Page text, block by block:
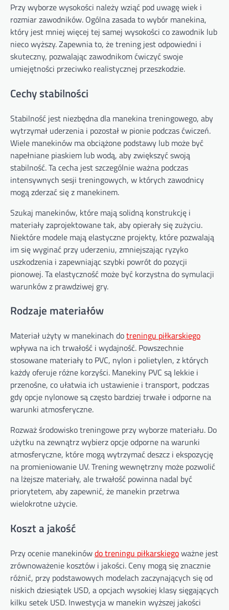
Przy wyborze wysokości należy wziąć pod uwagę wiek i
rozmiar zawodników. Ogólna zasada to wybór manekina,
który jest mniej więcej tej samej wysokości co zawodnik lub
nieco wyższy. Zapewnia to, że trening jest odpowiedni i
skuteczny, pozwalając zawodnikom ćwiczyć swoje
umiejętności przeciwko realistycznej przeszkodzie.
Cechy stabilności
Stabilność jest niezbędna dla manekina treningowego, aby
wytrzymał uderzenia i pozostał w pionie podczas ćwiczeń.
Wiele manekinów ma obciążone podstawy lub może być
napełniane piaskiem lub wodą, aby zwiększyć swoją
stabilność. Ta cecha jest szczególnie ważna podczas
intensywnych sesji treningowych, w których zawodnicy
mogą zderzać się z manekinem.
Szukaj manekinów, które mają solidną konstrukcję i
materiały zaprojektowane tak, aby opierały się zużyciu.
Niektóre modele mają elastyczne projekty, które pozwalają
im się wyginać przy uderzeniu, zmniejszając ryzyko
uszkodzenia i zapewniając szybki powrót do pozycji
pionowej. Ta elastyczność może być korzystna do symulacji
warunków z prawdziwej gry.
Rodzaje materiałów
Materiał użyty w manekinach dotreningu piłkarskiego
wpływa na ich trwałość i wydajność. Powszechnie
stosowane materiały to PVC, nylon i polietylen, z których
każdy oferuje różne korzyści. Manekiny PVC są lekkie i
przenośne, co ułatwia ich ustawienie i transport, podczas
gdy opcje nylonowe są często bardziej trwałe i odporne na
warunki atmosferyczne.
Rozważ środowisko treningowe przy wyborze materiału. Do
użytku na zewnątrz wybierz opcje odporne na warunki
atmosferyczne, które mogą wytrzymać deszcz i ekspozycję
na promieniowanie UV. Trening wewnętrzny może pozwolić
na lżejsze materiały, ale trwałość powinna nadal być
priorytetem, aby zapewnić, że manekin przetrwa
wielokrotne użycie.
Koszt a jakość
Przy ocenie manekinówdo treningu piłkarskiegoważne jest
zrównoważenie kosztów i jakości. Ceny mogą się znacznie
różnić, przy podstawowych modelach zaczynających się od
niskich dziesiątek USD, a opcjach wysokiej klasy sięgających
kilku setek USD. Inwestycja w manekin wyższej jakości